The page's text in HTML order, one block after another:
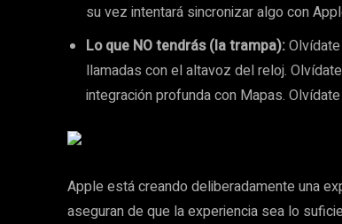
su vez intentará sincronizar algo con
Lo que NO tendrás (la trampa):
llamadas con el altavoz del reloj.
integración profunda con Mapas.
Apple está creando deliberadamente una
aseguran de que la experiencia sea lo